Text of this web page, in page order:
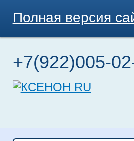
Полная версия
+7(922)005-